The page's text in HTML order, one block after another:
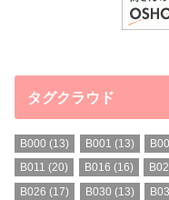
タグクラウド
B000 (13) B001 (13)
B011 (20) B016 (16)
B026 (17) B030 (13)